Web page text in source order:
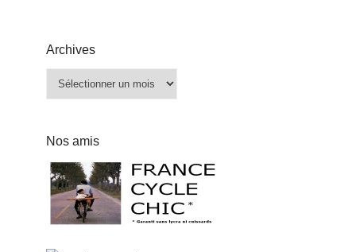
Archives
Archives
Nos amis